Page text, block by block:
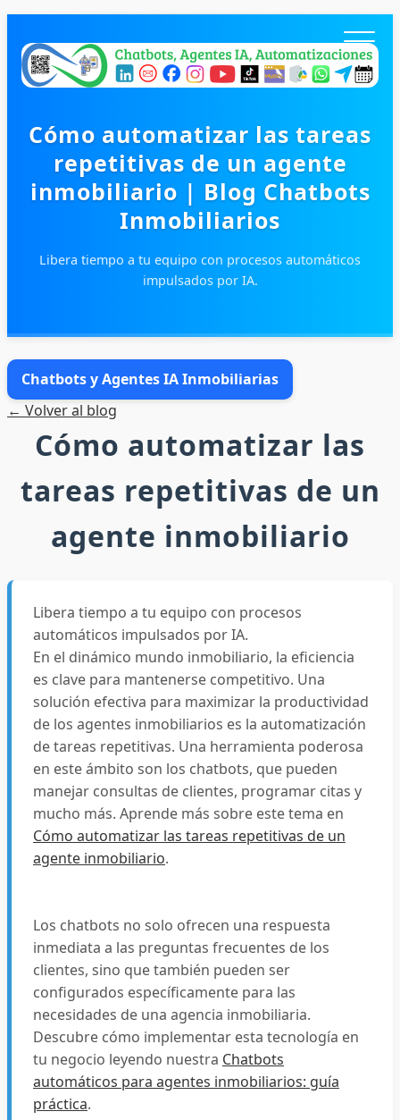
Cómo automatizar las tareas
repetitivas de un agente
inmobiliario | Blog Chatbots
Inmobiliarios
Libera tiempo a tu equipo con procesos automáticos
impulsados por IA.
Inicio
Blog
Contacto
Chatbots y Agentes IA Inmobiliarias
← Volver al blog
Cómo automatizar las
tareas repetitivas de un
agente inmobiliario
Libera tiempo a tu equipo con procesos
automáticos impulsados por IA.
En el dinámico mundo inmobiliario, la eficiencia
es clave para mantenerse competitivo. Una
solución efectiva para maximizar la productividad
de los agentes inmobiliarios es la automatización
de tareas repetitivas. Una herramienta poderosa
en este ámbito son los chatbots, que pueden
manejar consultas de clientes, programar citas y
mucho más. Aprende más sobre este tema en
Cómo automatizar las tareas repetitivas de un
agente inmobiliario.
Los chatbots no solo ofrecen una respuesta
inmediata a las preguntas frecuentes de los
clientes, sino que también pueden ser
configurados específicamente para las
necesidades de una agencia inmobiliaria.
Descubre cómo implementar esta tecnología en
tu negocio leyendo nuestra Chatbots
automáticos para agentes inmobiliarios: guía
práctica.